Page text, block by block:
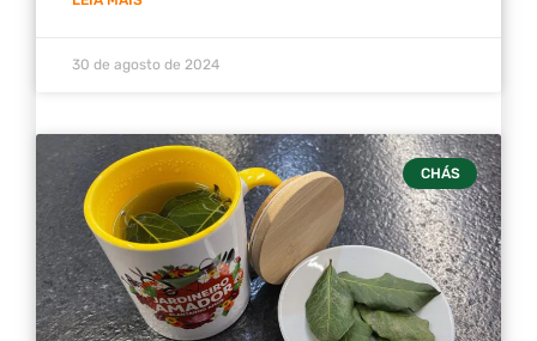
30 de agosto de 2024
CHÁS